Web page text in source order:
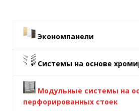
Экономпанели
Системы на основе
Модульные системы на
перфорированных стоек